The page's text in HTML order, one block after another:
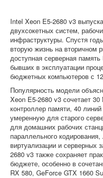
Intel Xeon E5-2680 v3
двухсокетных систем,
инфраструктуры. Спустя
вторую жизнь на вторичном
доступная серверная
бывших в эксплуатации
бюджетных компьютеров с
Популярность модели
Xeon E5-2680 v3 сочетает
контроллер памяти, 40
умеренную для старого
для домашних рабочих
параллельного
виртуализации и серверных
2680 v3 также сохраняет
бюджете, особенно в
RX 580, GeForce GTX 1660